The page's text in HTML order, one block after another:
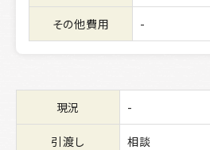
その他費用 -
現況 -
引渡し
相談